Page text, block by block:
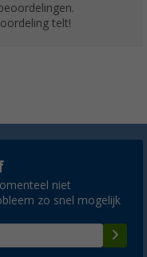
telt!
niet
zo snel mogelijk